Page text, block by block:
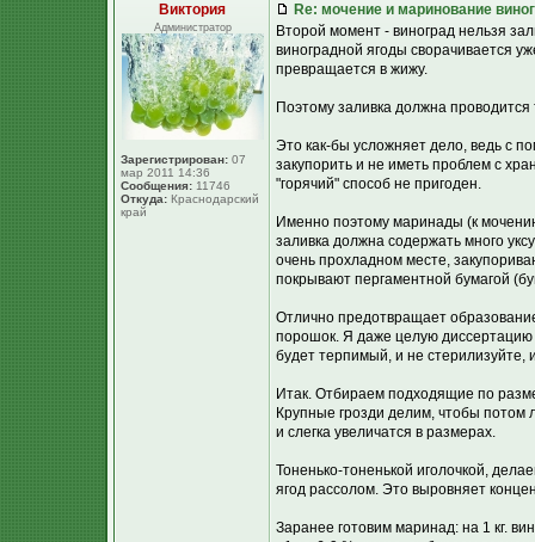
Виктория
Администратор
Зарегистрирован: 07
мар 2011 14:36
Сообщения: 11746
Откуда: Краснодарский
край
Re: мочение и маринование
Второй момент - виноград нельзя
виноградной ягоды сворачивается
превращается в жижу.
Поэтому заливка должна
Это как-бы усложняет дело, ведь с
закупорить и не иметь проблем с
"горячий" способ не пригоден.
Именно поэтому маринады (к
заливка должна содержать много
очень прохладном месте,
покрывают пергаментной бумагой
Отлично предотвращает
порошок. Я даже целую диссертацию
будет терпимый, и не стерилизуйте,
Итак. Отбираем подходящие по
Крупные грозди делим, чтобы потом
и слегка увеличатся в размерах.
Тоненько-тоненькой иголочкой,
ягод рассолом. Это выровняет
Заранее готовим маринад: на 1 кг.